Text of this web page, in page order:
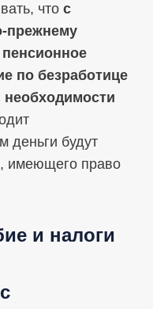
что с
по безработице
необходимости
деньги будут
имеющего право
и налоги